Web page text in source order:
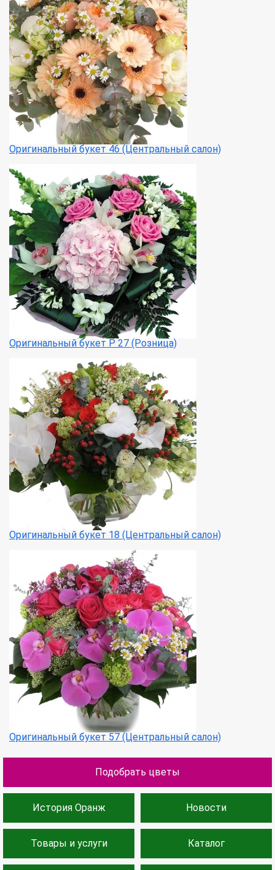
Оригинальный букет 46 (Центральный салон)
Оригинальный букет Р 27 (Розница)
Оригинальный букет 18 (Центральный салон)
Оригинальный букет 57 (Центральный салон)
Подобрать цветы
История Оранж Новости
Товары и услуги Каталог